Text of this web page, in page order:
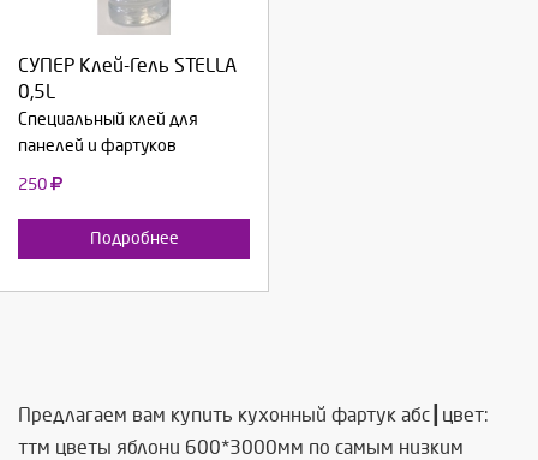
СУПЕР Клей-Гель STELLA
0,5L
Специальный клей для
панелей и фартуков
250
Подробнее
Продолжить Отмена
Предлагаем вам купить кухонный фартук абс┃цвет:
ттм цветы яблони 600*3000мм по самым низким